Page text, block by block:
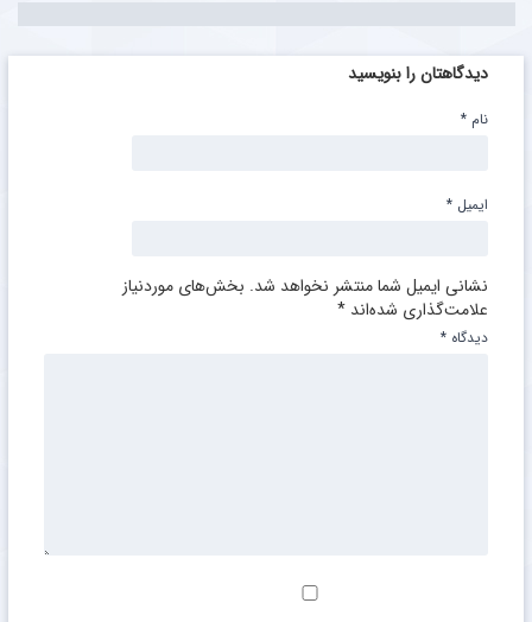
دیدگاهتان را بنویسید
نشانی ایمیل شما منتشر نخواهد شد. بخش‌های موردنیاز
علامت‌گذاری شده‌اند *
دیدگاه *
نام *
ایمیل *